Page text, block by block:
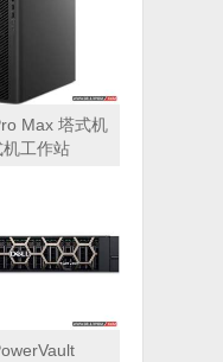
Max 塔式机
工作站